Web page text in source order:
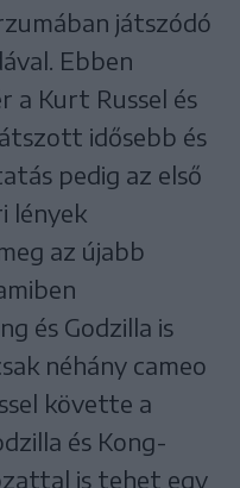
játszódó
Ebben
Kurt Russel és
idősebb és
pedig az első
lények
az újabb
és Godzilla is
néhány cameo
követte a
és Kong-
is tehet egy